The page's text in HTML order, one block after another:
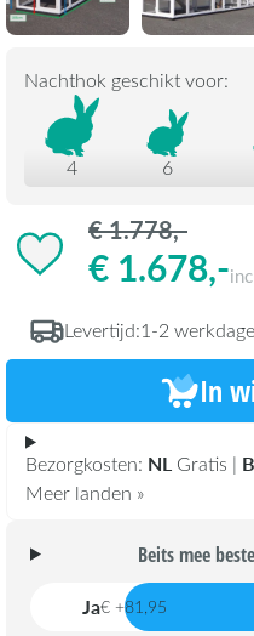
Nachthok geschikt voor:
4 6
€ 1.778,-
€ 1.678,-
Levertijd:1-2
In
Bezorgkosten: NL Gratis |
Meer landen »
Beits mee
Ja€ +81,95